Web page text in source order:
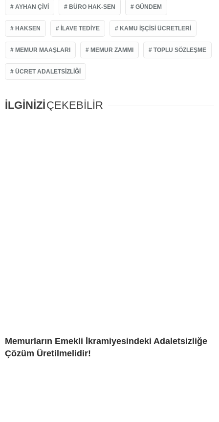
AYHAN ÇIVI BÜRO HAK-SEN GÜNDEM
HAKSEN İLAVE TEDIYE KAMU İŞÇISI ÜCRETLERI
MEMUR MAAŞLARI MEMUR ZAMMI TOPLU SÖZLEŞME
ÜCRET ADALETSIZLIĞI
İLGİNİZİÇEKEBİLİR
Memurların Emekli İkramiyesindeki Adaletsizliğe
Çözüm Üretilmelidir!